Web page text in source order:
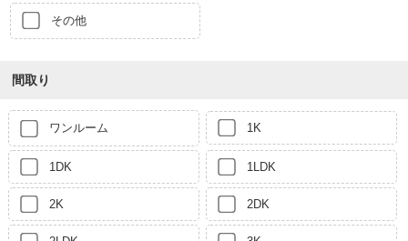
その他
間取り
ワンルーム 1K
1DK 1LDK
2K 2DK